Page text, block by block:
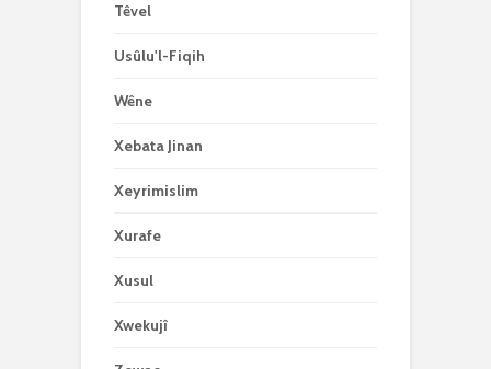
Têvel
Usûlu'l-Fiqih
Wêne
Xebata Jinan
Xeyrimislim
Xurafe
Xusul
Xwekujî